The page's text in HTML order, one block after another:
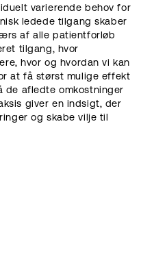
varierende behov for
ledede tilgang skaber
af alle patientforløb
tilgang, hvor
hvor og hvordan vi kan
at få størst mulige effekt
de afledte omkostninger
giver en indsigt, der
og skabe vilje til